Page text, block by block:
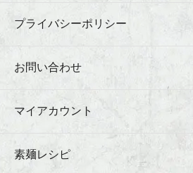
プライバシーポリシー
お問い合わせ
マイアカウント
素麺レシピ